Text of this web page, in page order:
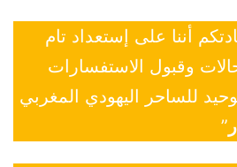
أننا على إستعداد تام
وقبول الاستفسارات
للساحر اليهودي المغربي
”